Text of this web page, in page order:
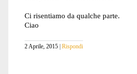
Ci risentiamo da qualche parte.
Ciao
2 Aprile, 2015 Rispondi